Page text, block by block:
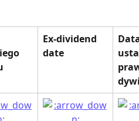
Ex-dividend
date